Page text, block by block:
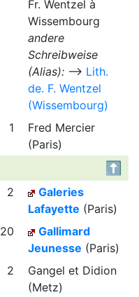
Fr. Wentzel à
Wissembourg
andere
Schreibweise
(Alias):⟶ Lith.
de. F. Wentzel
(Wissembourg)
1
Fred Mercier
(Paris)
2
Galeries
Lafayette (Paris)
20
Gallimard
Jeunesse (Paris)
2
Gangel et Didion
(Metz)